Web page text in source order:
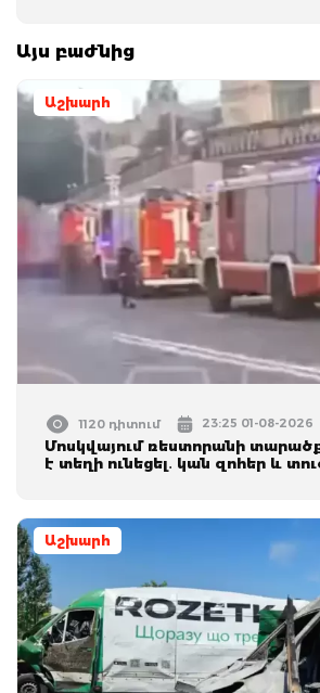
Այս բաժնից
Աշխարհ
1120 դիտում 23:25 01-08-2026
Մոսկվայում ռեստորանի
է տեղի ունեցել․ կան զոհեր և
Աշխարհ